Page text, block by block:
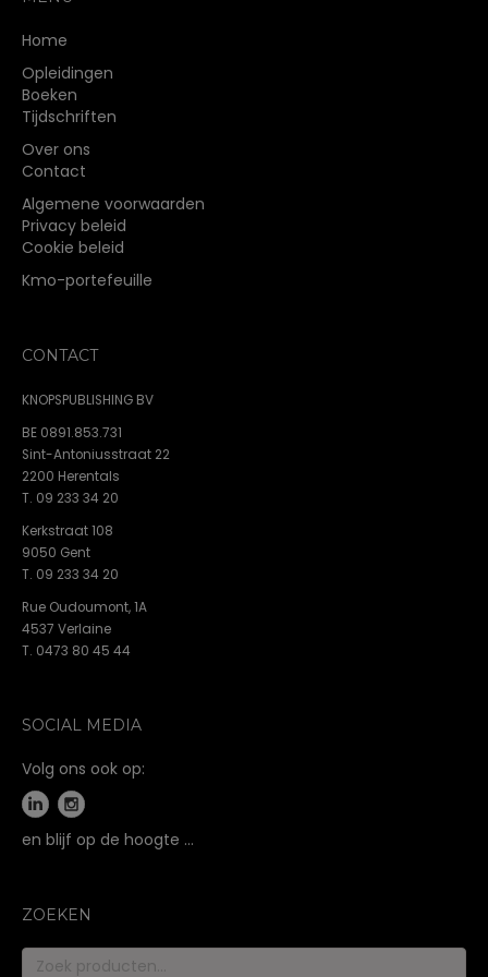
Home
Opleidingen
Boeken
Tijdschriften
Over ons
Contact
Algemene voorwaarden
Privacy beleid
Cookie beleid
Kmo-portefeuille
CONTACT
KNOPSPUBLISHING BV
BE 0891.853.731
Sint-Antoniusstraat 22
2200 Herentals
T. 09 233 34 20
Kerkstraat 108
9050 Gent
T. 09 233 34 20
Rue Oudoumont, 1A
4537 Verlaine
T. 0473 80 45 44
SOCIAL MEDIA
Volg ons ook op:
en blijf op de hoogte …
ZOEKEN
Zoeken